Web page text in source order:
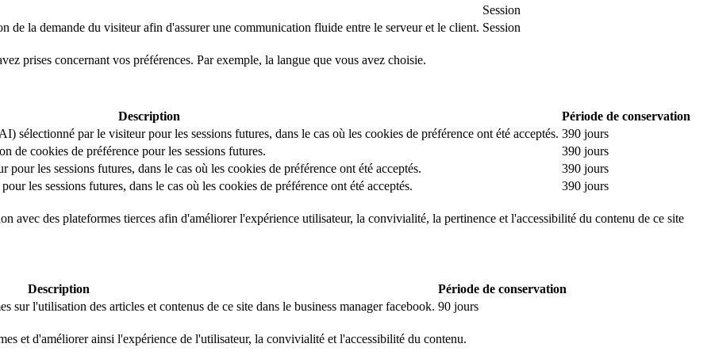
Session
de la demande du visiteur afin d'assurer une communication fluide entre le serveur et le client. Session
prises concernant vos préférences. Par exemple, la langue que vous avez choisie.
Description
Période de conservation
sélectionné par le visiteur pour les sessions futures, dans le cas où les cookies de préférence ont été acceptés. 390 jours
de cookies de préférence pour les sessions futures.
390 jours
les sessions futures, dans le cas où les cookies de préférence ont été acceptés.
390 jours
les sessions futures, dans le cas où les cookies de préférence ont été acceptés.
390 jours
avec des plateformes tierces afin d'améliorer l'expérience utilisateur, la convivialité, la pertinence et l'accessibilité du contenu de ce site
Description
Période de conservation
sur l'utilisation des articles et contenus de ce site dans le business manager facebook. 90 jours
et d'améliorer ainsi l'expérience de l'utilisateur, la convivialité et l'accessibilité du contenu.